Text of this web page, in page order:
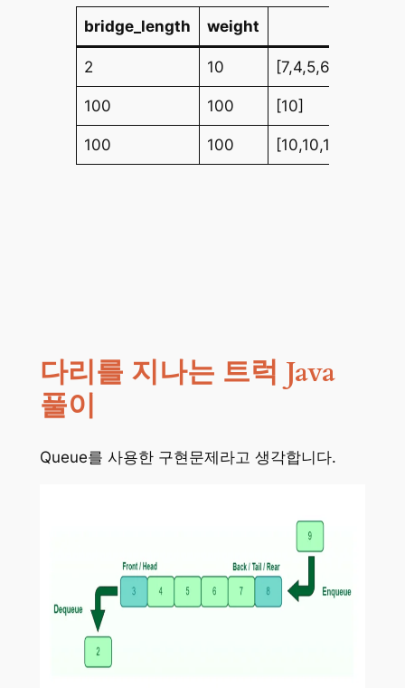
bridge_length weight
2 10 [7,4,5,6]
100 100 [10]
100 100
다리를 지나는 트럭 Java
풀이
Queue를 사용한 구현문제라고 생각합니다.